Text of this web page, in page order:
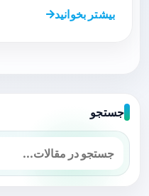
بیشتر بخوانید
جستجو